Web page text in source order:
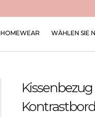
HOMEWEAR WÄHLEN SIE